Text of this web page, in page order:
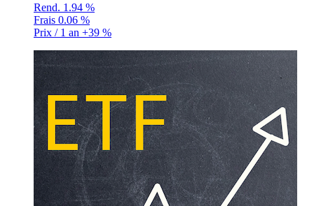
Rend. 1.94 %
Frais 0.06 %
Prix / 1 an +39 %